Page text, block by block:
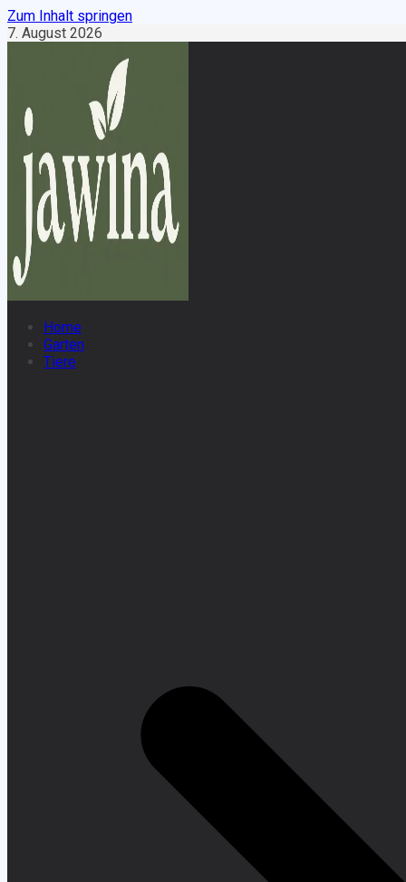
Zum Inhalt springen
7. August 2026
Home
Garten
Tiere